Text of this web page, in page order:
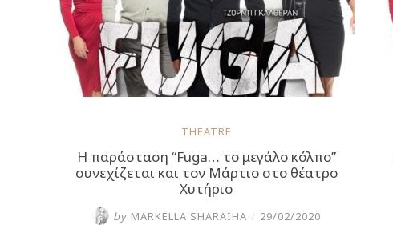
THEATRE
Η παράσταση “Fuga… το μεγάλο κόλπο”
συνεχίζεται και τον Μάρτιο στο θέατρο
Χυτήριο
by MARKELLA SHARAIHA / 29/02/2020